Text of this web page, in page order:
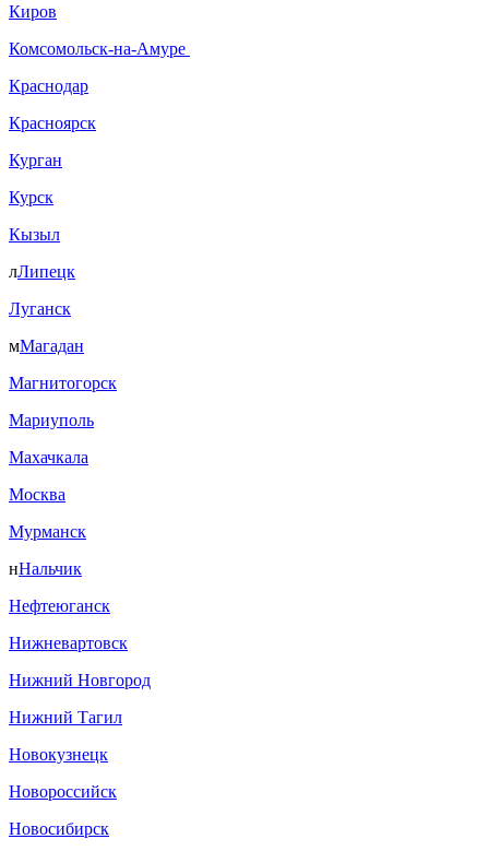
Киров
Комсомольск-на-Амуре
Краснодар
Красноярск
Курган
Курск
Кызыл
лЛипецк
Луганск
мМагадан
Магнитогорск
Мариуполь
Махачкала
Москва
Мурманск
нНальчик
Нефтеюганск
Нижневартовск
Нижний Новгород
Нижний Тагил
Новокузнецк
Новороссийск
Новосибирск